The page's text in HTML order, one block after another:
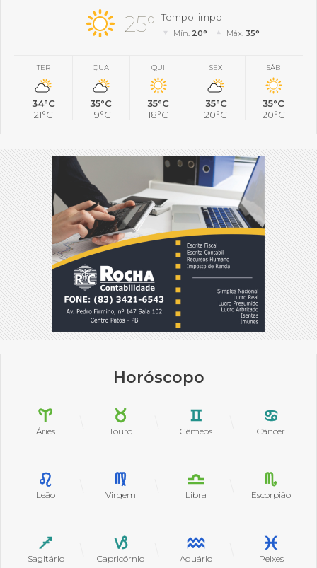
25° Tempo limpo
Mín. 20° Máx. 35°
TER
34°C
21°C
QUA
35°C
19°C
QUI
35°C
18°C
SEX
35°C
20°C
SÁB
35°C
20°C
Horóscopo
Áries Touro Gêmeos Câncer
Leão Virgem Libra Escorpião
Sagitário Capricórnio Aquário Peixes